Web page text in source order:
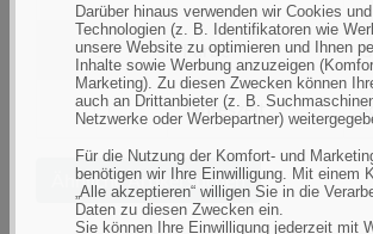
Darüber hinaus verwenden wir Cookies
Technologien (z. B. Identifikatoren wie
unsere Website zu optimieren und Ihnen
Inhalte sowie Werbung anzuzeigen
Marketing). Zu diesen Zwecken können
auch an Drittanbieter (z. B.
Netzwerke oder Werbepartner)
Für die Nutzung der Komfort- und
benötigen wir Ihre Einwilligung. Mit einem
„Alle akzeptieren“ willigen Sie in die
Daten zu diesen Zwecken ein.
Sie können Ihre Einwilligung jederzeit mit
nach
Größe
filtern
nach
Farbe
Farbe
filtern
Jahreszeit
Jahreszeit
Ähnliche Artikel suchen